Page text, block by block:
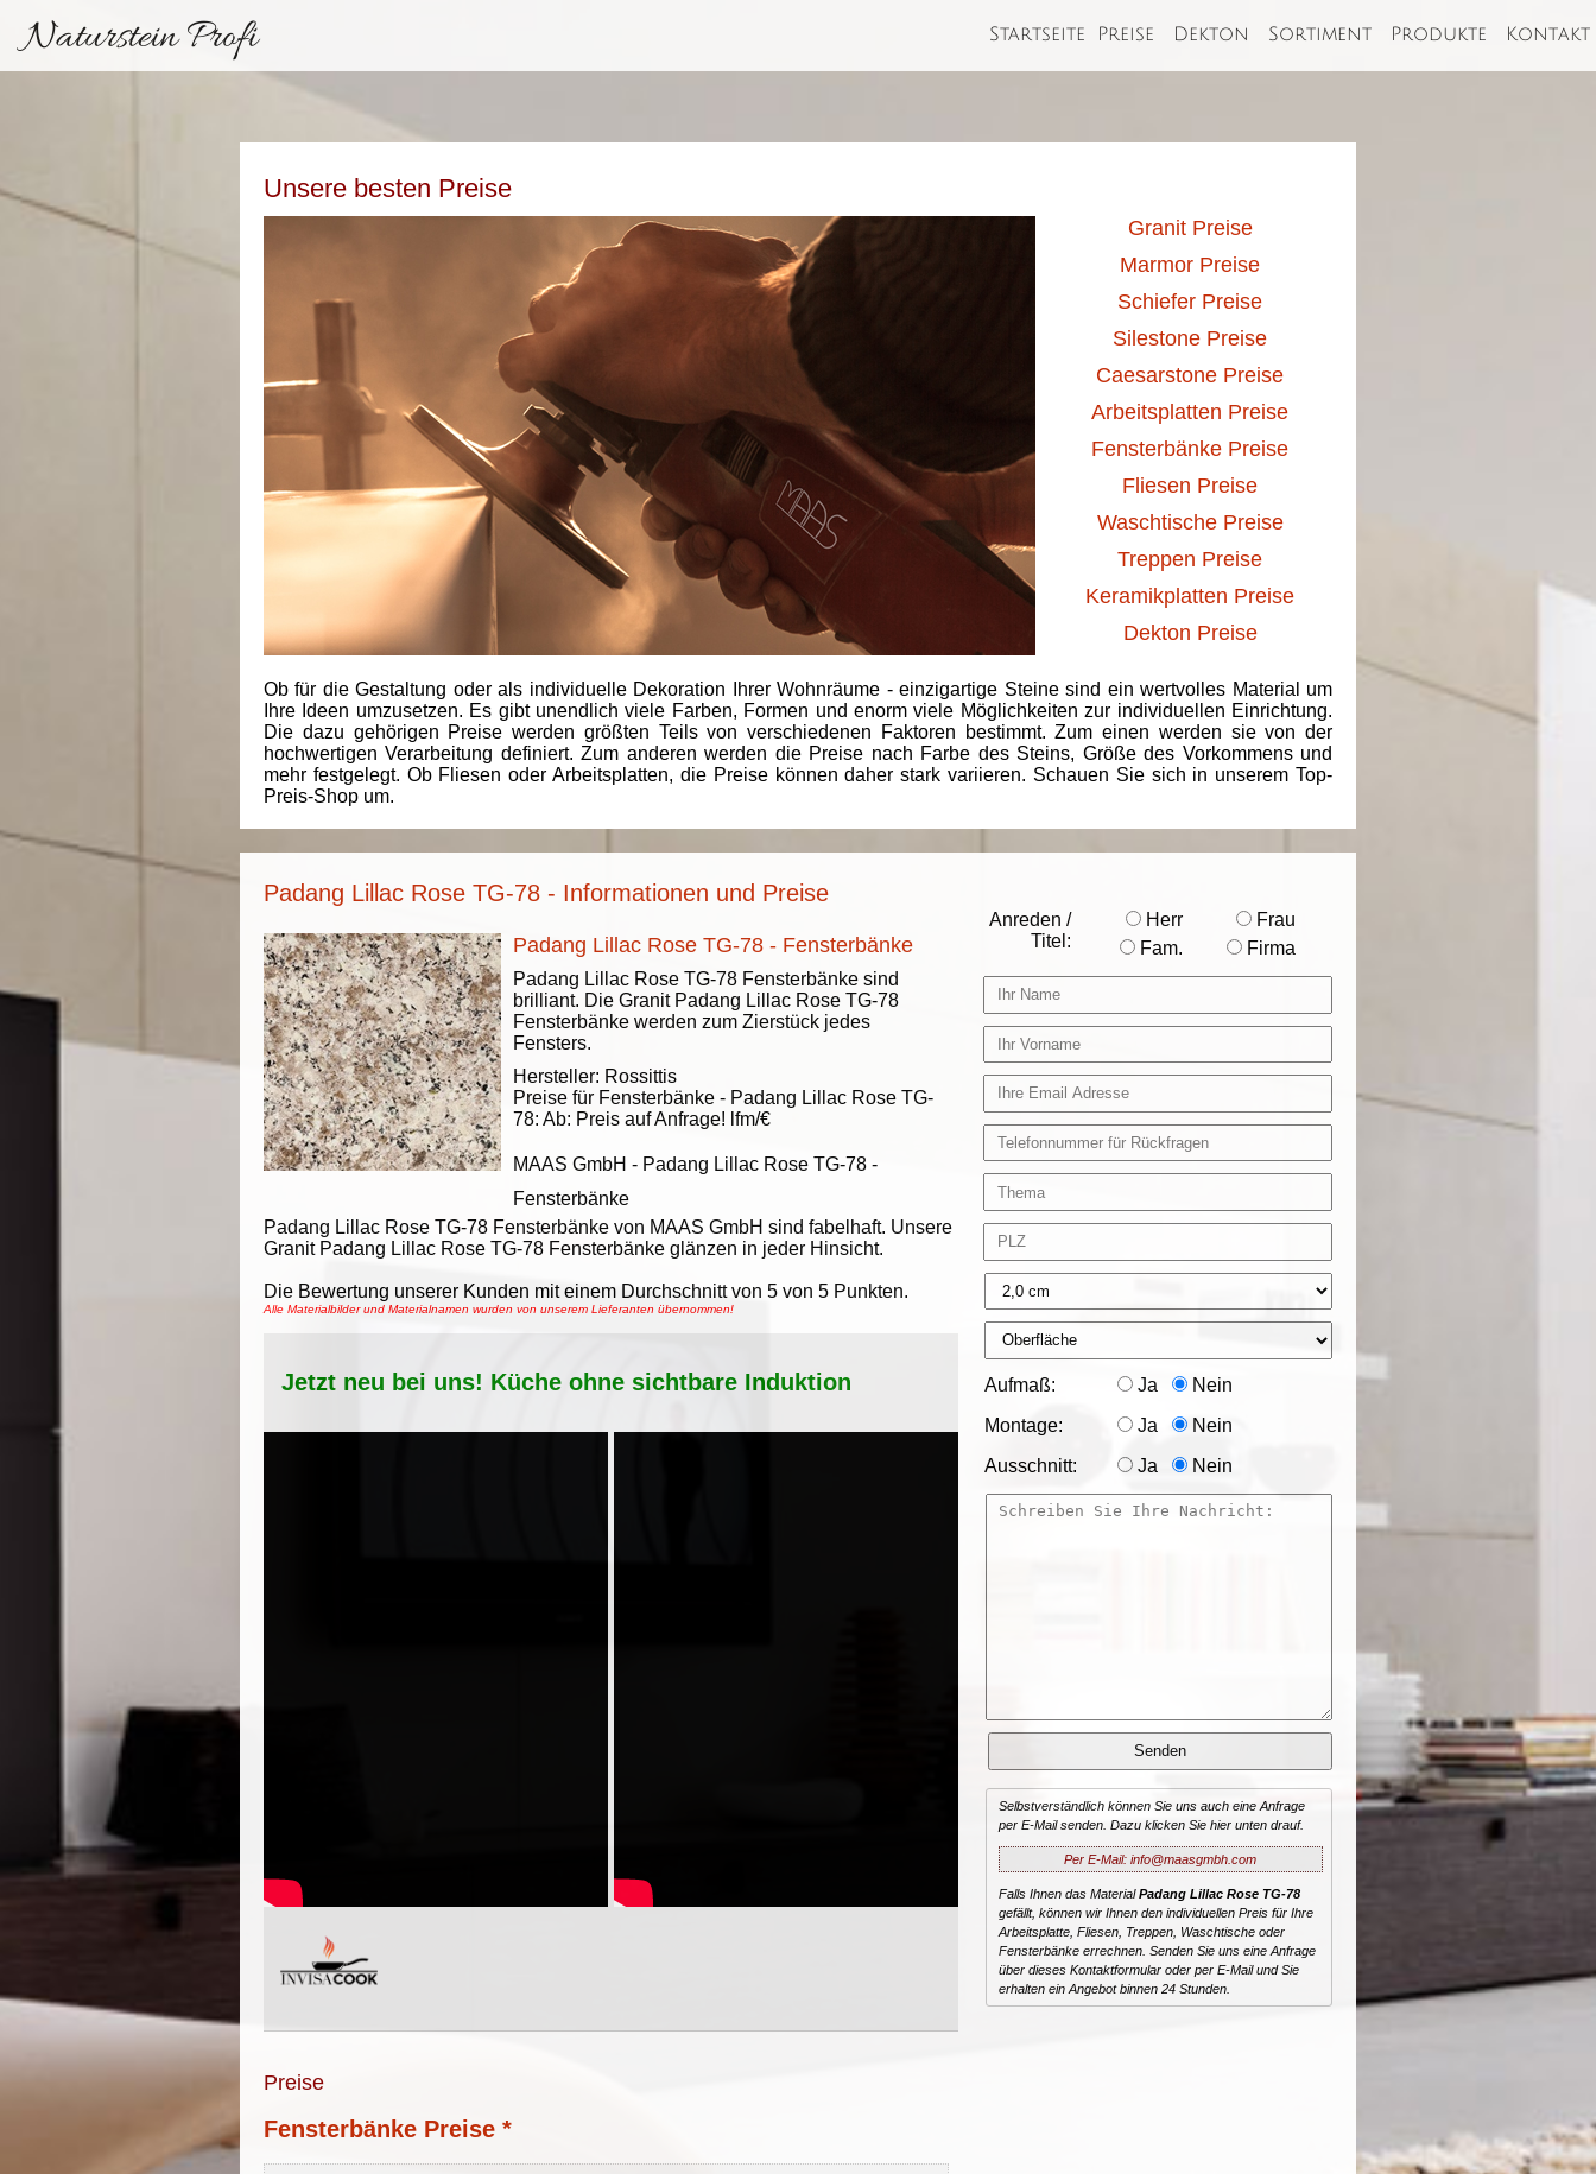
Naturstein Profi Startseite Preise Dekton Sortiment Produkte Kontakt
Unsere besten Preise
Granit Preise
Marmor Preise
Schiefer Preise
Silestone Preise
Caesarstone Preise
Arbeitsplatten Preise
Fensterbänke Preise
Fliesen Preise
Waschtische Preise
Treppen Preise
Keramikplatten Preise
Dekton Preise
Ob für die Gestaltung oder als individuelle Dekoration Ihrer Wohnräume - einzigartige Steine sind ein wertvolles Material um
Ihre Ideen umzusetzen. Es gibt unendlich viele Farben, Formen und enorm viele Möglichkeiten zur individuellen Einrichtung.
Die dazu gehörigen Preise werden größten Teils von verschiedenen Faktoren bestimmt. Zum einen werden sie von der
hochwertigen Verarbeitung definiert. Zum anderen werden die Preise nach Farbe des Steins, Größe des Vorkommens und
mehr festgelegt. Ob Fliesen oder Arbeitsplatten, die Preise können daher stark variieren. Schauen Sie sich in unserem Top-
Preis-Shop um.
Padang Lillac Rose TG-78 - Informationen und Preise
Padang Lillac Rose TG-78 - Fensterbänke
Padang Lillac Rose TG-78 Fensterbänke sind
brilliant. Die Granit Padang Lillac Rose TG-78
Fensterbänke werden zum Zierstück jedes
Fensters.
Hersteller: Rossittis
Preise für Fensterbänke - Padang Lillac Rose TG-
78: Ab: Preis auf Anfrage! lfm/€
MAAS GmbH - Padang Lillac Rose TG-78 -
Fensterbänke
Padang Lillac Rose TG-78 Fensterbänke von MAAS GmbH sind fabelhaft. Unsere
Granit Padang Lillac Rose TG-78 Fensterbänke glänzen in jeder Hinsicht.
Die Bewertung unserer Kunden mit einem Durchschnitt von 5 von 5 Punkten.
Alle Materialbilder und Materialnamen wurden von unserem Lieferanten übernommen!
Jetzt neu bei uns! Küche ohne sichtbare Induktion
Preise
Fensterbänke Preise *
Anreden /
Titel:
Herr
Frau
Fam.
Firma
Aufmaß: Ja Nein
Montage: Ja Nein
Ausschnitt: Ja Nein
Selbstverständlich können Sie uns auch eine Anfrage
per E-Mail senden. Dazu klicken Sie hier unten drauf.
Per E-Mail: info@maasgmbh.com
Falls Ihnen das MaterialPadang Lillac Rose TG-78
gefällt, können wir Ihnen den individuellen Preis für Ihre
Arbeitsplatte, Fliesen, Treppen, Waschtische oder
Fensterbänke errechnen. Senden Sie uns eine Anfrage
über dieses Kontaktformular oder per E-Mail und Sie
erhalten ein Angebot binnen 24 Stunden.